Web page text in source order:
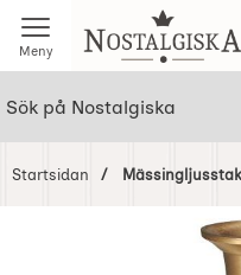
Meny
Startsidan